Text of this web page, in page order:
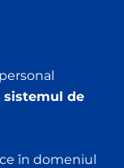
sistemul de
în domeniul